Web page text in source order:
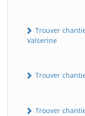
Trouver
Valserine
Trouver
Trouver